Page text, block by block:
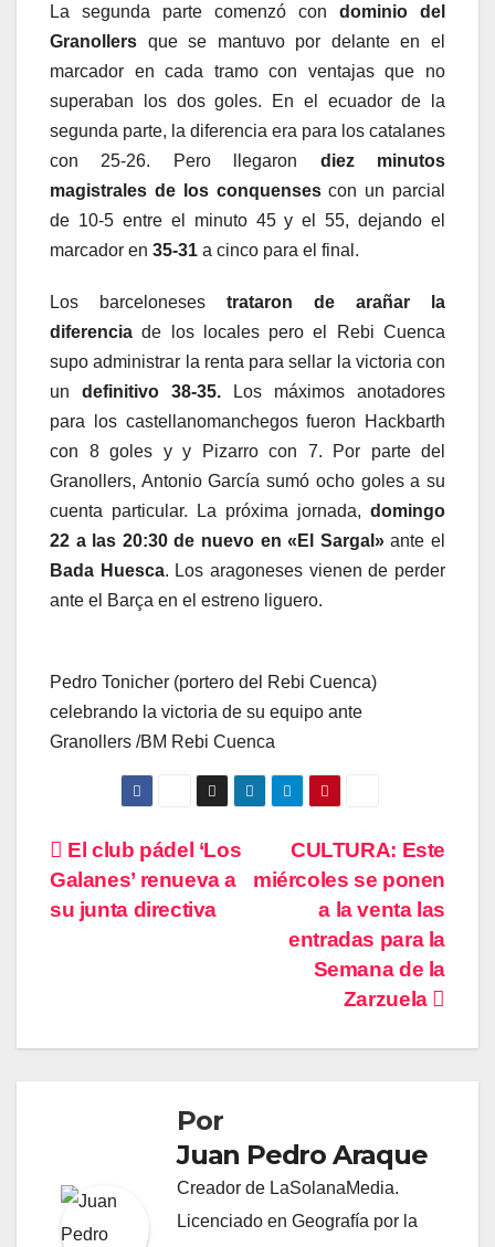
La segunda parte comenzó con dominio del
Granollers que se mantuvo por delante en el
marcador en cada tramo con ventajas que no
superaban los dos goles. En el ecuador de la
segunda parte, la diferencia era para los catalanes
con 25-26. Pero llegaron diez minutos
magistrales de los conquensescon un parcial
de 10-5 entre el minuto 45 y el 55, dejando el
marcador en 35-31 a cinco para el final.
Los barceloneses trataron de arañar la
diferencia de los locales pero el Rebi Cuenca
supo administrar la renta para sellar la victoria con
un definitivo 38-35.
Los máximos anotadores
para los castellanomanchegos fueron Hackbarth
con 8 goles y y Pizarro con 7. Por parte del
Granollers, Antonio García sumó ocho goles a su
cuenta particular. La próxima jornada, domingo
22 a las 20:30 de nuevo en «El Sargal»ante el
Bada Huesca. Los aragoneses vienen de perder
ante el Barça en el estreno liguero.
Pedro Tonicher (portero del Rebi Cuenca)
celebrando la victoria de su equipo ante
Granollers /BM Rebi Cuenca
Navegación
de
CULTURA: Este
miércoles se ponen
a la venta las
entradas para la
Semana de la
Zarzuela
El club pádel ‘Los
Galanes’ renueva a
su junta directiva
Por
Juan Pedro Araque
Creador de LaSolanaMedia.
Licenciado en Geografía por la